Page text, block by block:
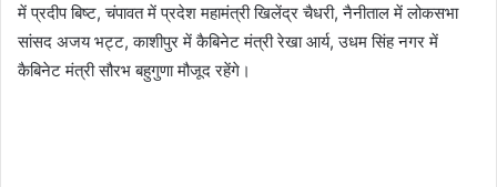
में प्रदीप बिष्ट, चंपावत में प्रदेश महामंत्री खिलेंद्र चैधरी, नैनीताल में लोकसभा
सांसद अजय भट्ट, काशीपुर में कैबिनेट मंत्री रेखा आर्य, उधम सिंह नगर में
कैबिनेट मंत्री सौरभ बहुगुणा मौजूद रहेंगे।